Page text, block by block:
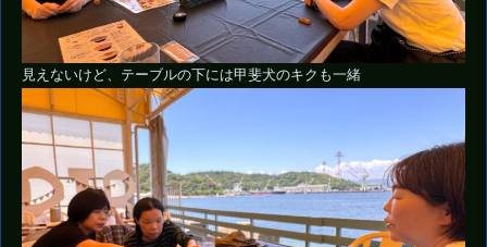
見えないけど、テーブルの下には甲斐犬のキクも一緒